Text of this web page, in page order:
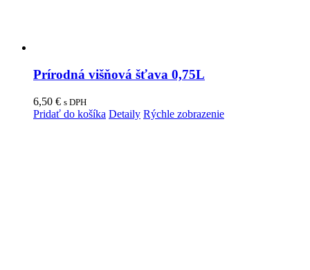
Prírodná višňová šťava 0,75L
6,50 € s DPH
Pridať do košíka Detaily Rýchle zobrazenie